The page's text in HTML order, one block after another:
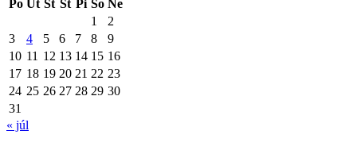
Po Ut St Št Pi So Ne
1
2
3
4 5 6 7 8
9
10 11 12 13 14 15 16
17 18 19 20 21 22 23
24 25 26 27 28 29 30
31
« júl